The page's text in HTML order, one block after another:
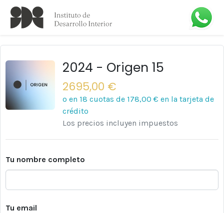
2024 - Origen 15
2695,00 €
o en 18 cuotas de 178,00 € en la tarjeta de
crédito
Los precios incluyen impuestos
Tu nombre completo
Tu email